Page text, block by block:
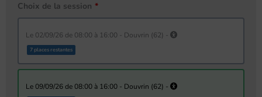
Choix de la session
le 02/09/26 de 08:00 à 16:00 - Douvrin (62) -
7 places restantes
le 09/09/26 de 08:00 à 16:00 - Douvrin (62) -